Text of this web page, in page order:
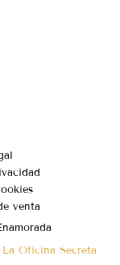
venta
Oficina Secreta